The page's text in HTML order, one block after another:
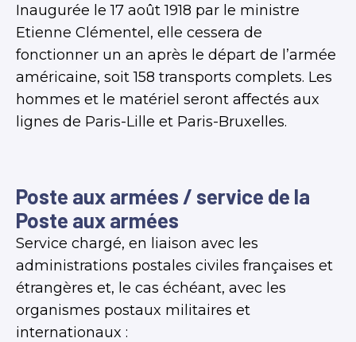
Inaugurée le 17 août 1918 par le ministre
Etienne Clémentel, elle cessera de
fonctionner un an après le départ de l’armée
américaine, soit 158 transports complets. Les
hommes et le matériel seront affectés aux
lignes de Paris-Lille et Paris-Bruxelles.
Poste aux armées / service de la
Poste aux armées
Service chargé, en liaison avec les
administrations postales civiles françaises et
étrangères et, le cas échéant, avec les
organismes postaux militaires et
internationaux :